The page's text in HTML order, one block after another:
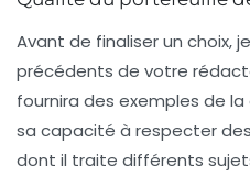
Avant de finaliser un choix,
précédents de votre
fournira des exemples de
sa capacité à respecter
dont il traite différents